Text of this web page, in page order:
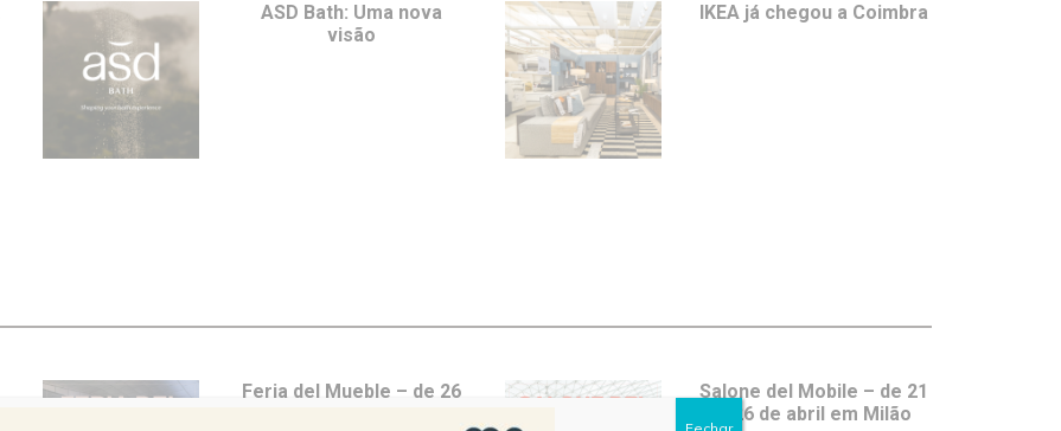
ASD Bath: Uma nova
visão
IKEA já chegou a Coimbra
Feria del Mueble – de 26
Salone del Mobile – de 21
a 26 de abril em Milão